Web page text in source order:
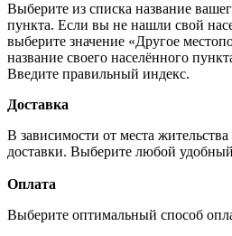
Выберите из списка название
пункта. Если вы не нашли свой
выберите значение «Другое
название своего населённого
Введите правильный индекс.
Доставка
В зависимости от места
доставки. Выберите любой
Оплата
Выберите оптимальный способ